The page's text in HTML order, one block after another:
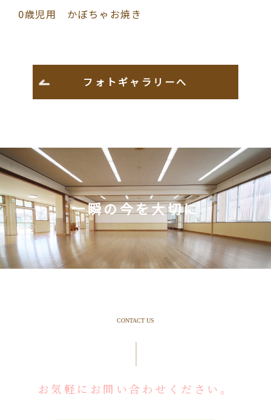
0歳児用 かぼちゃお焼き
フォトギャラリーへ
一瞬の今を大切に
CONTACT US
お気軽にお問い合わせください。